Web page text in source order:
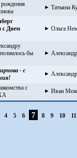
рождения
Татьяна
c Днем
Ольга
бы
- с
с
Иван
4 5 6 7 8 9 10